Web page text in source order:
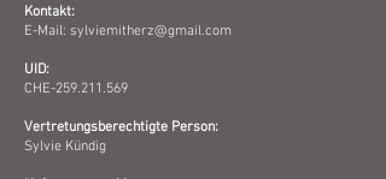
Kontakt:
E-Mail: sylviemitherz@gmail.com
UID:
CHE-259.211.569
Vertretungsberechtigte Person:
Sylvie Kündig